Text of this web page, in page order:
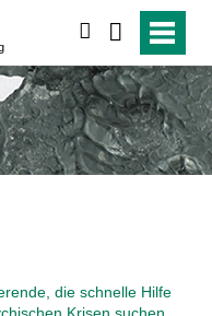
die schnelle Hilfe